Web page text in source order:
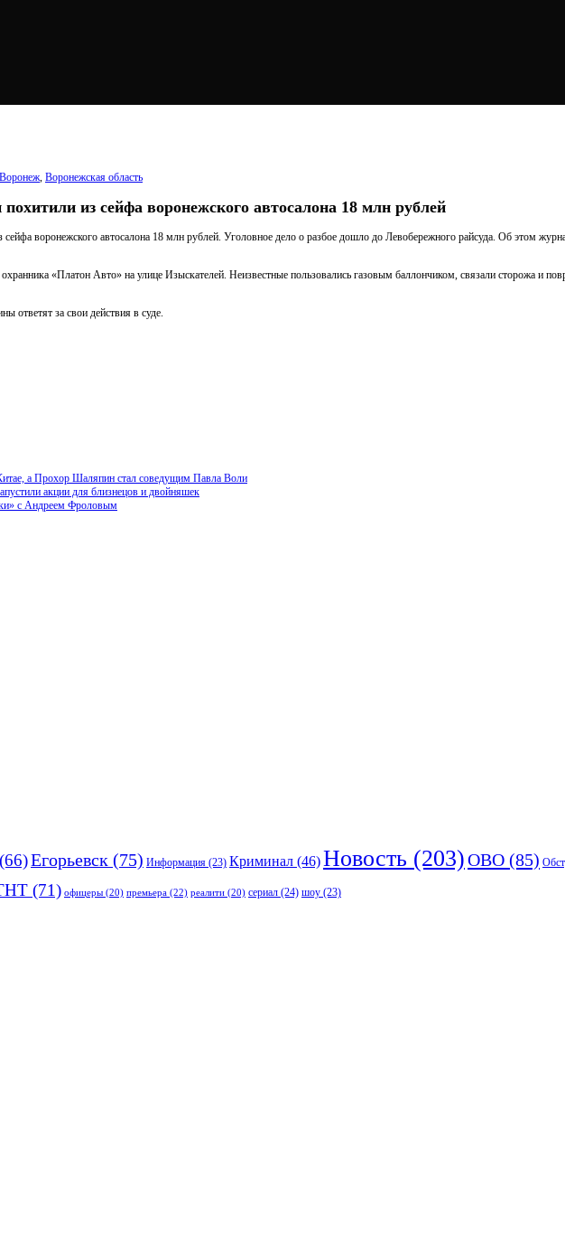
Воронеж, Воронежская область
из сейфа воронежского автосалона 18 млн рублей
воронежского автосалона 18 млн рублей. Уголовное дело о разбое дошло до Левобережного райсуда. Об этом
«Платон Авто» на улице Изыскателей. Неизвестные пользовались газовым баллончиком, связали сторожа и
ответят за свои действия в суде.
а Прохор Шаляпин стал соведущим Павла Воли
акции для близнецов и двойняшек
с Андреем Фроловым
(66)Егорьевск (75) Информация (23) Криминал (46)Новость (203)ОВО (85)
(71) офицеры (20) премьера (22) реалити (20) сериал (24) шоу (23)